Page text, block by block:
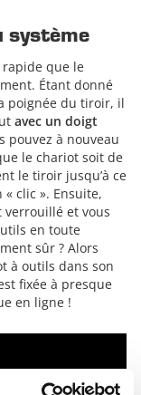
système
que le
Étant donné
poignée du tiroir, il
avec un doigt
pouvez à nouveau
le chariot soit de
le tiroir jusqu’à ce
clic ». Ensuite,
verrouillé et vous
en toute
sûr ? Alors
à outils dans son
fixée à presque
en ligne !